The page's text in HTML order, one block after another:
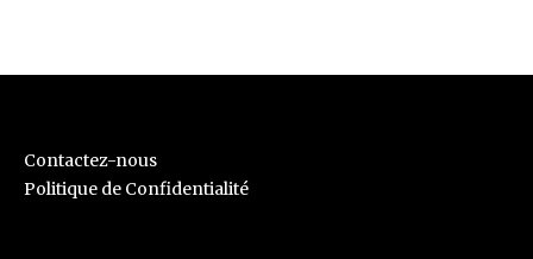
Contactez-nous
Politique de Confidentialité